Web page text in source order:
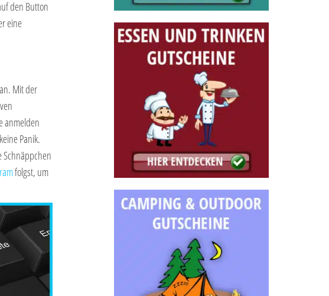
den Button
eine
Mit der
anmelden
Panik.
Schnäppchen
folgst, um